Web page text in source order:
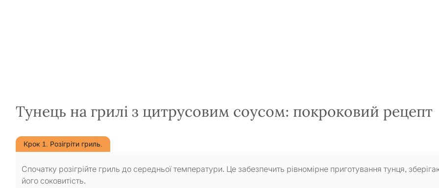
Тунець на грилі з цитрусовим соусом: покроковий рецепт
Крок 1. Розігріти гриль.
Спочатку розігрійте гриль до середньої температури. Це забезпечить рівномірне приготування тунця,
його соковитість.